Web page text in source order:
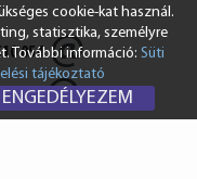
054
info@vendi.hu
8687
cookie-kat használ.
statisztika, személyre
További információ: Süti
tájékoztató